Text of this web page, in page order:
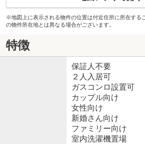
※地図上に表示される物件の位置は付近住所に所在する
の物件所在地とは異なる場合がございます。
特徴
保証人不要
２人入居可
ガスコンロ設置可
カップル向け
女性向け
新婚さん向け
ファミリー向け
室内洗濯機置場